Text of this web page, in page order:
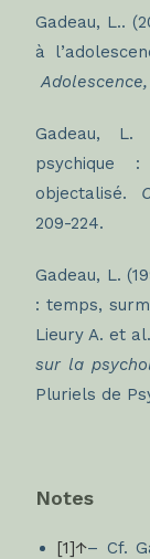
Gadeau, L..
à
Adolescence,
Gadeau, L.
psychique
objectalisé.
209-224.
Gadeau, L.
: temps,
Lieury A. et
sur la
Pluriels de
Notes
[1]↑– Cf.